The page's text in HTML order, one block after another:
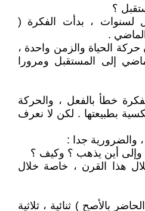
؟
لسنوات ، بدأت الفكرة (
.
الحياة والزمن واحدة ،
إلى المستقبل ومرورا
خطأ بالفعل ، والحركة
بطبيعتها . لكن لا نعرف
والضرورية جدا :
وإلى أين يذهب ؟ وكيف ؟
هذا القرن ، خاصة خلال
بالأصح ) ثنائية ، ثلاثية